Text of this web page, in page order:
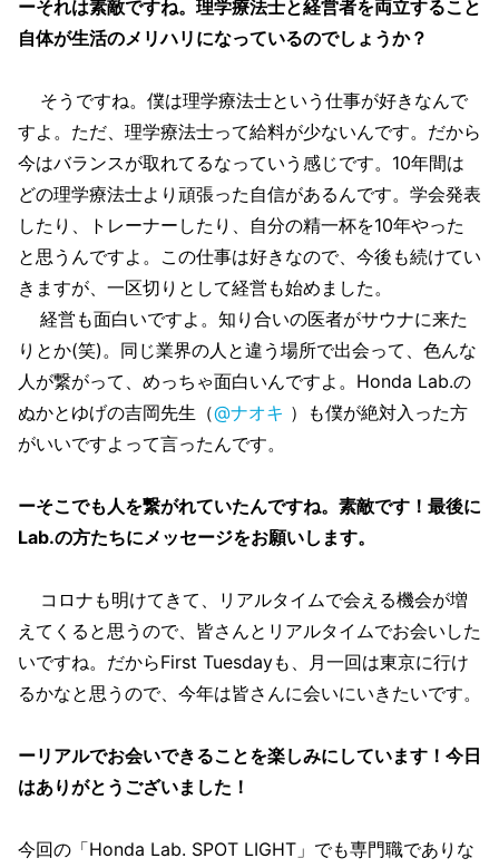
ーそれは素敵ですね。理学療法士と経営者を両立すること
自体が生活のメリハリになっているのでしょうか？
そうですね。僕は理学療法士という仕事が好きなんで
すよ。ただ、理学療法士って給料が少ないんです。だから
今はバランスが取れてるなっていう感じです。10年間は
どの理学療法士より頑張った自信があるんです。学会発表
したり、トレーナーしたり、自分の精一杯を10年やった
と思うんですよ。この仕事は好きなので、今後も続けてい
きますが、一区切りとして経営も始めました。
経営も面白いですよ。知り合いの医者がサウナに来た
りとか(笑)。同じ業界の人と違う場所で出会って、色んな
人が繋がって、めっちゃ面白いんですよ。Honda Lab.の
ぬかとゆげの吉岡先生（@ナオキ ）も僕が絶対入った方
がいいですよって言ったんです。
ーそこでも人を繋がれていたんですね。素敵です！最後に
Lab.の方たちにメッセージをお願いします。
コロナも明けてきて、リアルタイムで会える機会が増
えてくると思うので、皆さんとリアルタイムでお会いした
いですね。だからFirst Tuesdayも、月一回は東京に行け
るかなと思うので、今年は皆さんに会いにいきたいです。
ーリアルでお会いできることを楽しみにしています！今日
はありがとうございました！
今回の「Honda Lab. SPOT LIGHT」でも専門職でありな